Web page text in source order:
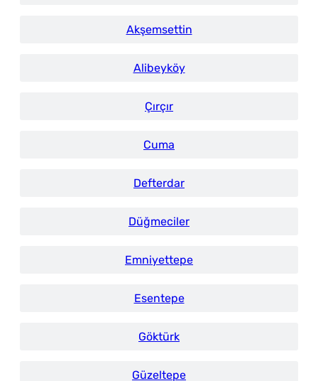
Akşemsettin
Alibeyköy
Çırçır
Cuma
Defterdar
Düğmeciler
Emniyettepe
Esentepe
Göktürk
Güzeltepe